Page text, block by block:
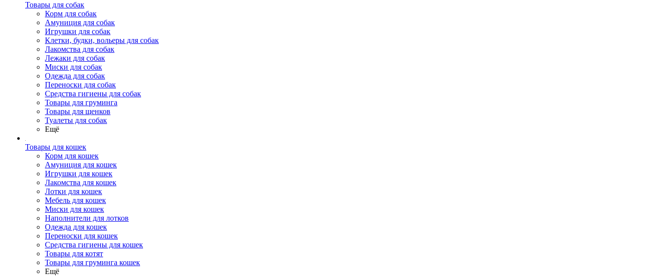
Товары для собак
Корм для собак
Амуниция для собак
Игрушки для собак
Клетки, будки, вольеры для собак
Лакомства для собак
Лежаки для собак
Миски для собак
Одежда для собак
Переноски для собак
Средства гигиены для собак
Товары для груминга
Товары для щенков
Туалеты для собак
Ещё
Товары для кошек
Корм для кошек
Амуниция для кошек
Игрушки для кошек
Лакомства для кошек
Лотки для кошек
Мебель для кошек
Миски для кошек
Наполнители для лотков
Одежда для кошек
Переноски для кошек
Средства гигиены для кошек
Товары для котят
Товары для груминга кошек
Ещё